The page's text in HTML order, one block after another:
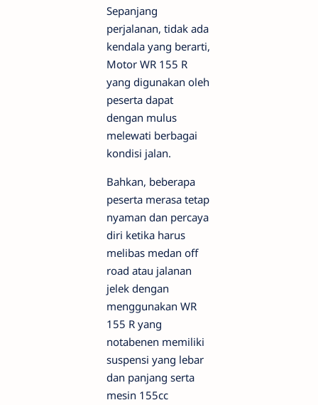
Sepanjang
perjalanan, tidak ada
kendala yang berarti,
Motor WR 155 R
yang digunakan oleh
peserta dapat
dengan mulus
melewati berbagai
kondisi jalan.
Bahkan, beberapa
peserta merasa tetap
nyaman dan percaya
diri ketika harus
melibas medan off
road atau jalanan
jelek dengan
menggunakan WR
155 R yang
notabenen memiliki
suspensi yang lebar
dan panjang serta
mesin 155cc